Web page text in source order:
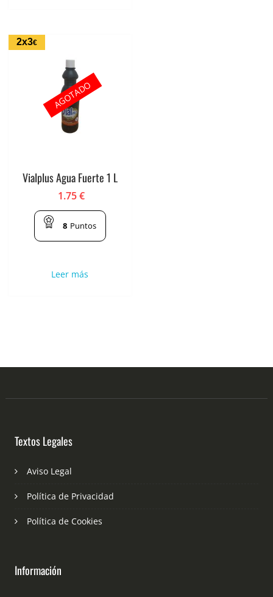
2x3€
Vialplus Agua Fuerte 1 L
1.75€
8 Puntos
Leer más
AGOTADO
Textos Legales
Aviso Legal
Política de Privacidad
Política de Cookies
Información